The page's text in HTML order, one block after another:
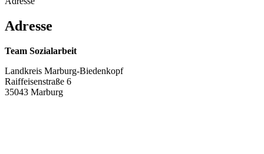
Adresse
Team Sozialarbeit
Landkreis Marburg-Biedenkopf
Raiffeisenstraße 6
35043 Marburg